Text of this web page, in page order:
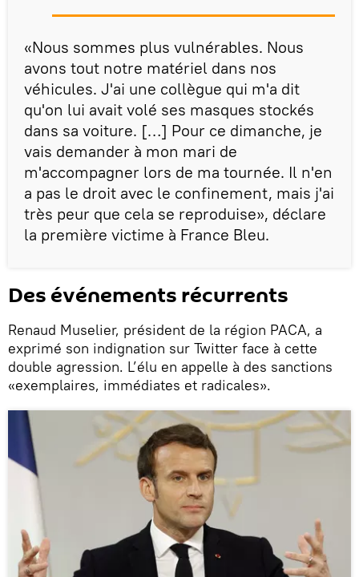
«Nous sommes plus vulnérables. Nous
avons tout notre matériel dans nos
véhicules. J'ai une collègue qui m'a dit
qu'on lui avait volé ses masques stockés
dans sa voiture. […] Pour ce dimanche, je
vais demander à mon mari de
m'accompagner lors de ma tournée. Il n'en
a pas le droit avec le confinement, mais j'ai
très peur que cela se reproduise», déclare
la première victime à France Bleu.
Des événements récurrents
Renaud Muselier, président de la région PACA, a
exprimé son indignation sur Twitter face à cette
double agression. L’élu en appelle à des sanctions
«exemplaires, immédiates et radicales».